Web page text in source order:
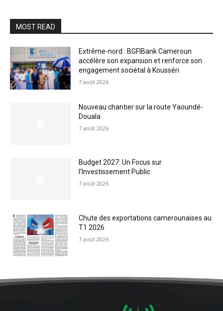
MOST READ
Extrême-nord : BGFIBank Cameroun
accélère son expansion et renforce son
engagement sociétal à Kousséri
7 août 2026
Nouveau chantier sur la route Yaoundé-
Douala
7 août 2026
Budget 2027: Un Focus sur
l’Investissement Public
7 août 2026
Chute des exportations camerounaises au
T1 2026
7 août 2026